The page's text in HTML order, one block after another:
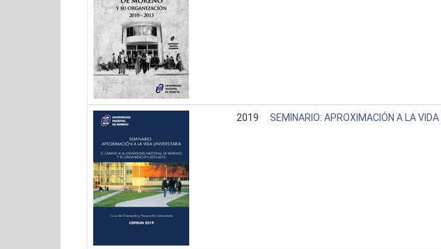
2019 SEMINARIO: APROXIMACIÓN A LA